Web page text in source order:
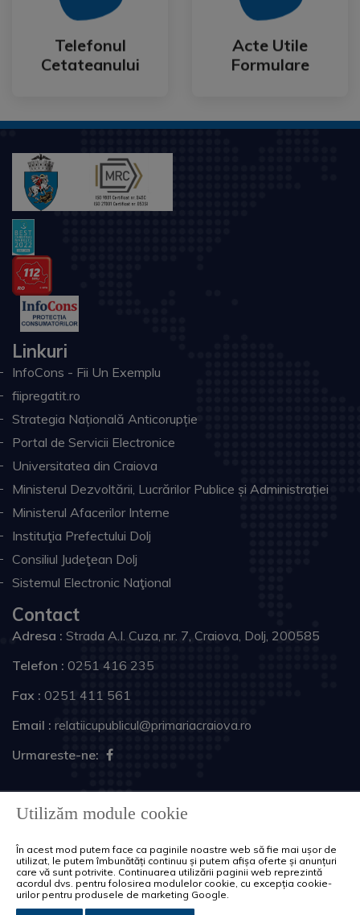
Telefonul
Cetateanului
Telefonul
Cetateanului
Acte Utile
Formulare
Acte Utile
Formulare
Linkuri
InfoCons - Fii Un Exemplu
fiipregatit.ro
Strategia Națională Anticorupție
Portal de Servicii Electronice
Universitatea din Craiova
Ministerul Dezvoltării, Lucrărilor Publice și Administrației
Ministerul Afacerilor Interne
Instituţia Prefectului Dolj
Consiliul Judeţean Dolj
Sistemul Electronic Naţional
Contact
Adresa : Strada A.I. Cuza, nr. 7, Craiova, Dolj, 200585
Telefon : 0251 416 235
Fax : 0251 411 561
Email : relatiicupublicul@primariacraiova.ro
Urmareste-ne:
drepturile rezervate.
Harta site
Politica de cookie-uri
Utilizăm module cookie
În acest mod putem face ca paginile noastre web să fie mai ușor de
utilizat, le putem îmbunătăți continuu și putem afișa oferte și anunțuri
care vă sunt potrivite. Continuarea utilizării paginii web reprezintă
acordul dvs. pentru folosirea modulelor cookie, cu excepția cookie-
urilor pentru produsele de marketing Google.